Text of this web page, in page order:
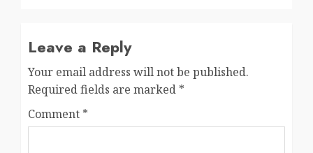
Leave a Reply
Your email address will not be published.
Required fields are marked *
Comment *